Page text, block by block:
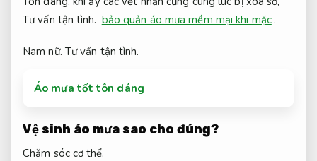
Tư vấn tận tình. bảo quản áo mưa mềm mại khi mặc .
Nam nữ. Tư vấn tận tình.
Áo mưa tốt tôn dáng
Vệ sinh áo mưa sao cho đúng?
Chăm sóc cơ thể.